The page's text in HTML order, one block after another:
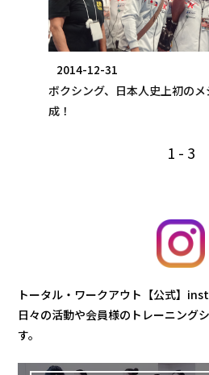
2014-12-31
ボクシング、日本人史上初の
成！
1 - 3
トータル・ワークアウト【公式】
日々の活動や会員様のトレーニング
す。